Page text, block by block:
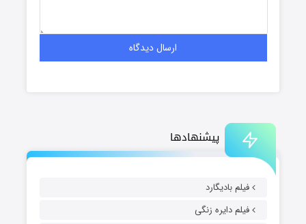
پیشنهادها
فیلم بادیگارد
فیلم دایره زنگی